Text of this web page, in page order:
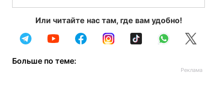
Или читайте нас там, где вам удобно!
Больше по теме: